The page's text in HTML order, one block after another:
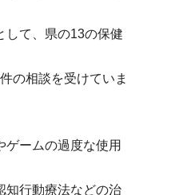
して、県の13の保健
の相談を受けていま
ームの過度な使用
知行動療法などの治